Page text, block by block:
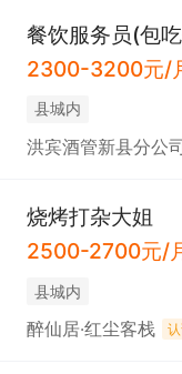
餐饮服务员(包
2300-3200元/
县城内
洪宾酒管新县分公司
烧烤打杂大姐
2500-2700元/
县城内
醉仙居·红尘客栈